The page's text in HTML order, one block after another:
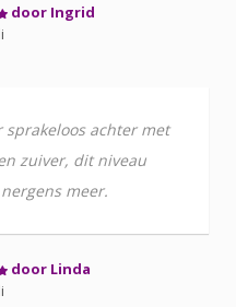
door Ingrid
achter met
zuiver, dit niveau
meer.
door Linda